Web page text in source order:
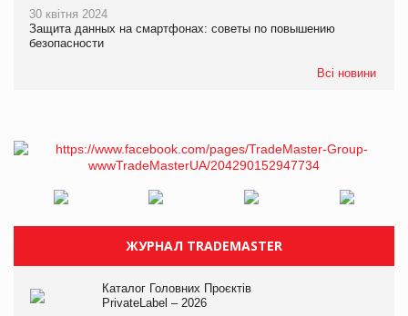
30 квітня 2024
Защита данных на смартфонах: советы по повышению
безопасности
Всі новини
ЖУРНАЛ TRADEMASTER
Каталог Головних Проєктів
PrivateLabel – 2026